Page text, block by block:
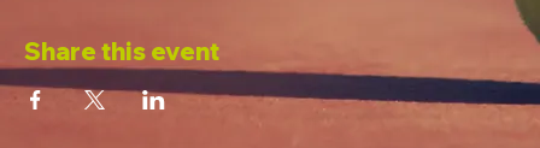
Share this event